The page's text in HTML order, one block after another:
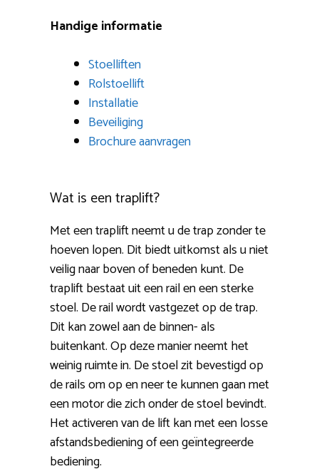
Handige informatie
Stoelliften
Rolstoellift
Installatie
Beveiliging
Brochure aanvragen
Wat is een traplift?
Met een traplift neemt u de trap zonder te
hoeven lopen. Dit biedt uitkomst als u niet
veilig naar boven of beneden kunt. De
traplift bestaat uit een rail en een sterke
stoel. De rail wordt vastgezet op de trap.
Dit kan zowel aan de binnen- als
buitenkant. Op deze manier neemt het
weinig ruimte in. De stoel zit bevestigd op
de rails om op en neer te kunnen gaan met
een motor die zich onder de stoel bevindt.
Het activeren van de lift kan met een losse
afstandsbediening of een geïntegreerde
bediening.